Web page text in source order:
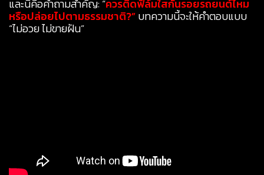
และนี่คือคำถามสำคัญ: “ควรติดฟิล์มใสกันรอยรถยนต์ไหม
หรือปล่อยไปตามธรรมชาติ?”บทความนี้จะให้คำตอบแบบ
“ไม่อวย ไม่ขายฝัน”